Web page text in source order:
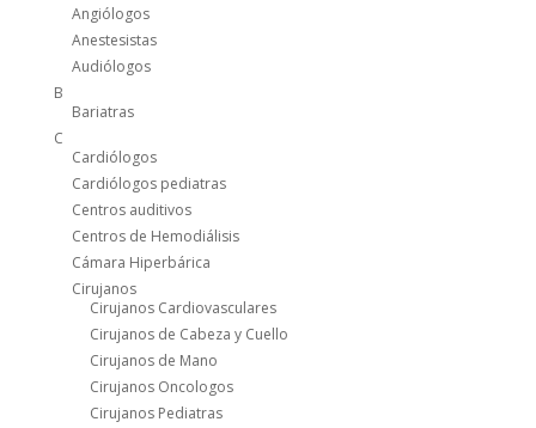
Angiólogos
Anestesistas
Audiólogos
B
Bariatras
C
Cardiólogos
Cardiólogos pediatras
Centros auditivos
Centros de Hemodiálisis
Cámara Hiperbárica
Cirujanos
Cirujanos Cardiovasculares
Cirujanos de Cabeza y Cuello
Cirujanos de Mano
Cirujanos Oncologos
Cirujanos Pediatras